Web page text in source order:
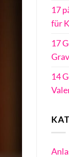
17
für
17
14